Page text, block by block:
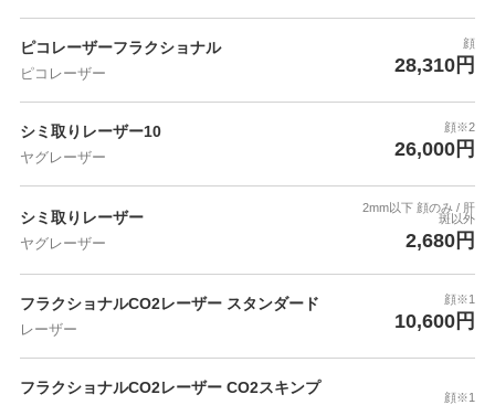
ピコレーザーフラクショナル
ピコレーザー
顔
28,310円
シミ取りレーザー10
ヤグレーザー
顔※2
26,000円
シミ取りレーザー
ヤグレーザー
2mm以下 顔のみ / 肝
斑以外
2,680円
フラクショナルCO2レーザー スタンダード
レーザー
顔※1
10,600円
フラクショナルCO2レーザー CO2スキンプ
顔※1